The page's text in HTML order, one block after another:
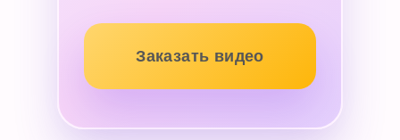
Заказать видео